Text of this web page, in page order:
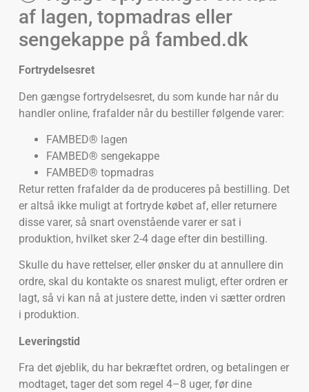
af lagen, topmadras eller
sengekappe på fambed.dk
Fortrydelsesret
Den gængse fortrydelsesret, du som kunde har når du
handler online, frafalder når du bestiller følgende varer:
FAMBED® lagen
FAMBED® sengekappe
FAMBED® topmadras
Retur retten frafalder da de produceres på bestilling. Det
er altså ikke muligt at fortryde købet af, eller returnere
disse varer, så snart ovenstående varer er sat i
produktion, hvilket sker 2-4 dage efter din bestilling.
Skulle du have rettelser, eller ønsker du at annullere din
ordre, skal du kontakte os snarest muligt, efter ordren er
lagt, så vi kan nå at justere dette, inden vi sætter ordren
i produktion.
Leveringstid
Fra det øjeblik, du har bekræftet ordren, og betalingen er
modtaget, tager det som regel 4–8 uger, før dine